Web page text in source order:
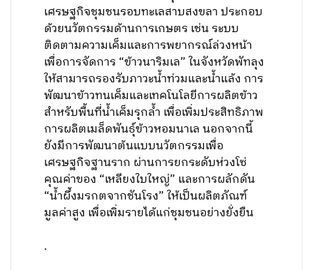
เศรษฐกิจชุมชนรอบทะเลสาบสงขลา ประกอบ
ด้วยนวัตกรรมด้านการเกษตร เช่น ระบบ
ติดตามความเค็มและการพยากรณ์ล่วงหน้า
เพื่อการจัดการ “ข้าวนาริมเล” ในจังหวัดพัทลุง
ให้สามารถรองรับภาวะน้ำท่วมและน้ำแล้ง การ
พัฒนาข้าวทนเค็มและเทคโนโลยีการผลิตข้าว
สำหรับพื้นที่น้ำเค็มรุกล้ำ เพื่อเพิ่มประสิทธิภาพ
การผลิตเมล็ดพันธุ์ข้าวหอมนาเล นอกจากนี้
ยังมีการพัฒนาต้นแบบนวัตกรรมเพื่อ
เศรษฐกิจฐานราก ผ่านการยกระดับห่วงโซ่
คุณค่าของ “เหลียงใบใหญ่” และการผลักดัน
“น้ำผึ้งมรกตจากชันโรง” ให้เป็นผลิตภัณฑ์
มูลค่าสูง เพื่อเพิ่มรายได้แก่ชุมชนอย่างยั่งยืน
.